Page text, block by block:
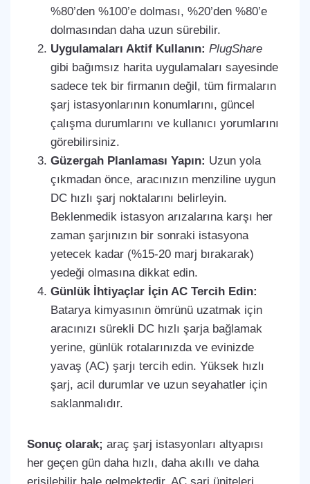
%80’den %100’e dolması, %20’den %80’e
dolmasından daha uzun sürebilir.
Uygulamaları Aktif Kullanın: PlugShare
gibi bağımsız harita uygulamaları sayesinde
sadece tek bir firmanın değil, tüm firmaların
şarj istasyonlarının konumlarını, güncel
çalışma durumlarını ve kullanıcı yorumlarını
görebilirsiniz.
Güzergah Planlaması Yapın: Uzun yola
çıkmadan önce, aracınızın menziline uygun
DC hızlı şarj noktalarını belirleyin.
Beklenmedik istasyon arızalarına karşı her
zaman şarjınızın bir sonraki istasyona
yetecek kadar (%15-20 marj bırakarak)
yedeği olmasına dikkat edin.
Günlük İhtiyaçlar İçin AC Tercih Edin:
Batarya kimyasının ömrünü uzatmak için
aracınızı sürekli DC hızlı şarja bağlamak
yerine, günlük rotalarınızda ve evinizde
yavaş (AC) şarjı tercih edin. Yüksek hızlı
şarj, acil durumlar ve uzun seyahatler için
saklanmalıdır.
Sonuç olarak; araç şarj istasyonları altyapısı
her geçen gün daha hızlı, daha akıllı ve daha
erişilebilir hale gelmektedir. AC şarj üniteleri